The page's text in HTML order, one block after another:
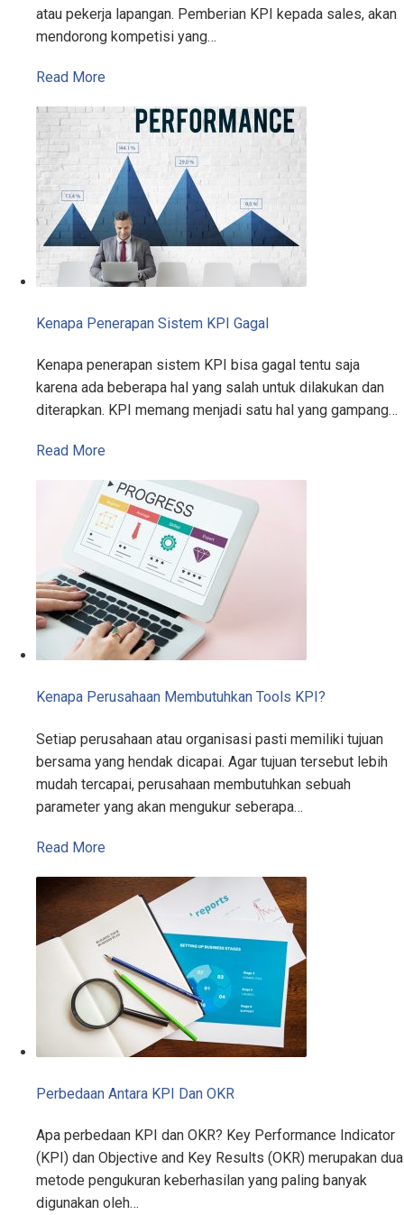
atau pekerja lapangan. Pemberian KPI kepada sales, akan
mendorong kompetisi yang…
Read More
Kenapa Penerapan Sistem KPI Gagal
Kenapa penerapan sistem KPI bisa gagal tentu saja
karena ada beberapa hal yang salah untuk dilakukan dan
diterapkan. KPI memang menjadi satu hal yang gampang…
Read More
Kenapa Perusahaan Membutuhkan Tools KPI?
Setiap perusahaan atau organisasi pasti memiliki tujuan
bersama yang hendak dicapai. Agar tujuan tersebut lebih
mudah tercapai, perusahaan membutuhkan sebuah
parameter yang akan mengukur seberapa…
Read More
Perbedaan Antara KPI Dan OKR
Apa perbedaan KPI dan OKR? Key Performance Indicator
(KPI) dan Objective and Key Results (OKR) merupakan dua
metode pengukuran keberhasilan yang paling banyak
digunakan oleh…